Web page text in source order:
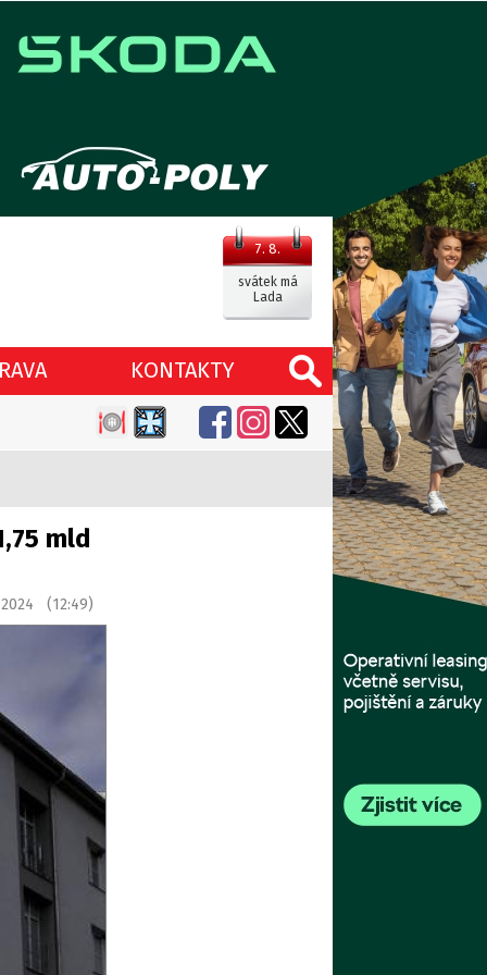
7. 8.
svátek má
Lada
KONTAKTY
mld
(12:49)